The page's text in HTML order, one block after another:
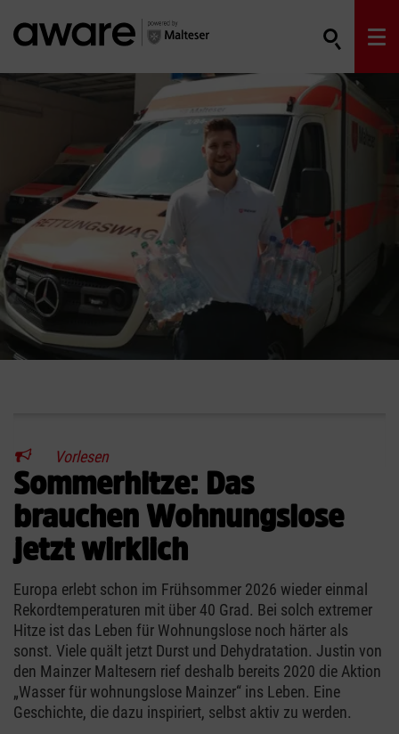
Vorlesen
Sommerhitze: Das
brauchen Wohnungslose
jetzt wirklich
Europa erlebt schon im Frühsommer 2026 wieder einmal
Rekordtemperaturen mit über 40 Grad. Bei solch extremer
Hitze ist das Leben für Wohnungslose noch härter als
sonst. Viele quält jetzt Durst und Dehydratation. Justin von
den Mainzer Maltesern rief deshalb bereits 2020 die Aktion
„Wasser für wohnungslose Mainzer“ ins Leben. Eine
Geschichte, die dazu inspiriert, selbst aktiv zu werden.